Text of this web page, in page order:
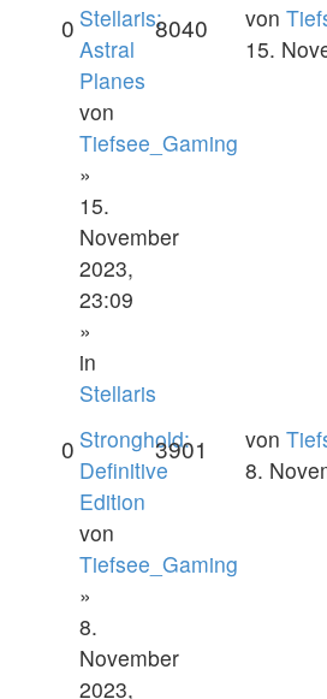
Stellaris:
Astral
Planes
von
Tiefsee_Gaming
»
15.
November
2023,
23:09
»
in
Stellaris
0 8040 von
15.
Stronghold:
Definitive
Edition
von
Tiefsee_Gaming
»
8.
November
2023,
0 3901 von
8.